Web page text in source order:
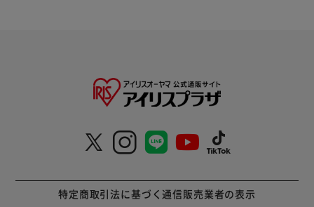
特定商取引法に基づく通信販売業者の表示